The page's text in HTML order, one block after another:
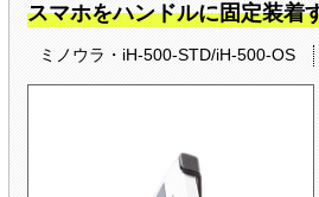
スマホをハンドルに固定装着
ミノウラ・iH-500-STD/iH-500-OS